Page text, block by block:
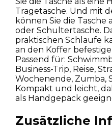
Tragetasche. Und mit
können Sie die Tasche
oder Schultertasche.
praktischen Schlaufe
an den Koffer
Passend für:
Business-Trip, Reise,
Wochenende, Zumba,
Kompakt und leicht,
als Handgepäck
Zusätzliche